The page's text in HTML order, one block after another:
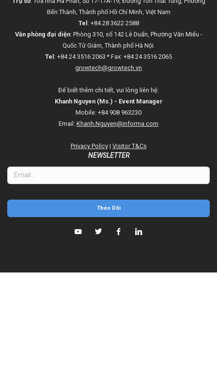
Bến Thành, Thành phố Hồ Chí Minh, Việt Nam
Tel : +84 28 3622 2588
Văn phòng đại diện: Phòng 310, số 142 Lê Duẩn, Phường Văn Miếu -
Quốc Tử Giám, Thành phố Hà Nội.
Tel : +84 24 3516 2063 * Fax: +84 24 3516 2065
growtech@growtech.vn
Để biết thêm chi tiết, vui lòng liên hệ:
Khanh Nguyen (Ms.) - Event Manager
Mobile: +84 908 963230
Email: Khanh.Nguyen@informa.com
Privacy Policy| Visitor T&Cs
NEWSLETTER
Theo Dõi